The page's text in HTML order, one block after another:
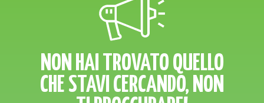
NON HAI TROVATO QUELLO
CHE STAVI CERCANDO, NON